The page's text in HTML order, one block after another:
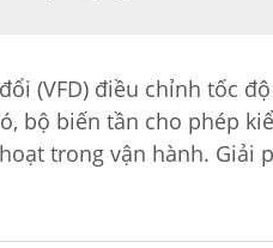
(VFD) điều chỉnh tốc
bộ biến tần cho phép
trong vận hành. Giải